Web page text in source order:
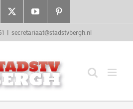
YouTube
| secretariaat@stadstvbergh.nl